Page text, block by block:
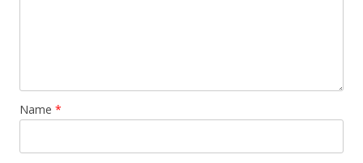
Name *